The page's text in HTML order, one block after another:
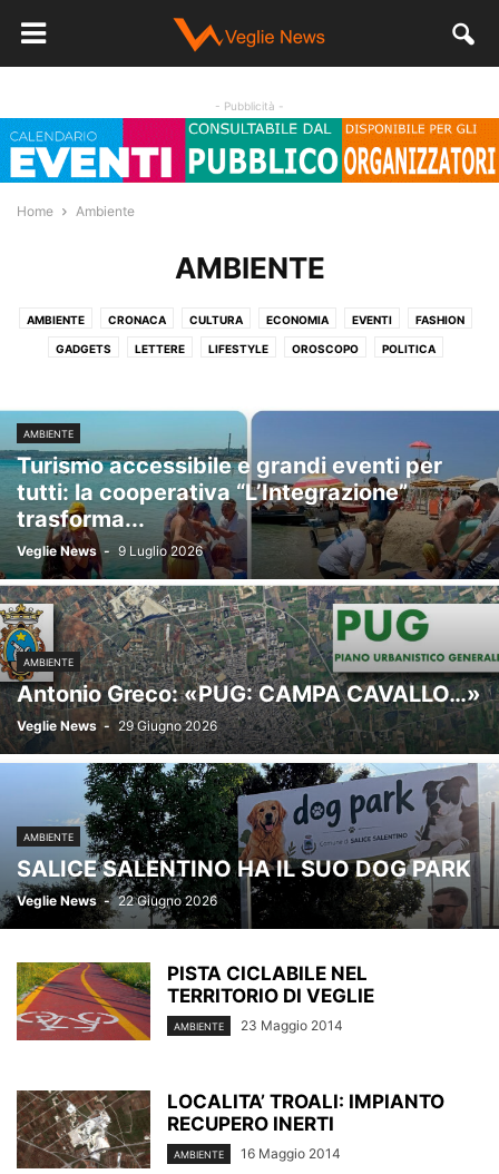
- Pubblicità -
Home Ambiente
AMBIENTE
AMBIENTE CRONACA CULTURA ECONOMIA EVENTI FASHION
GADGETS LETTERE LIFESTYLE OROSCOPO POLITICA
AMBIENTE
Turismo accessibile e grandi eventi per
tutti: la cooperativa “L’Integrazione”
trasforma...
Veglie News - 9 Luglio 2026
AMBIENTE
Antonio Greco: «PUG: CAMPA CAVALLO…»
Veglie News - 29 Giugno 2026
AMBIENTE
SALICE SALENTINO HA IL SUO DOG PARK
Veglie News - 22 Giugno 2026
PISTA CICLABILE NEL
TERRITORIO DI VEGLIE
AMBIENTE 23 Maggio 2014
LOCALITA’ TROALI: IMPIANTO
RECUPERO INERTI
AMBIENTE 16 Maggio 2014